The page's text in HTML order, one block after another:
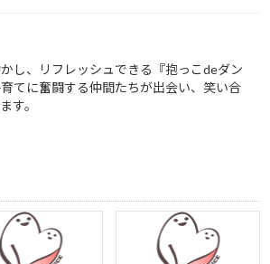
し、リフレッシュできる『抱っこdeダン
てに奮闘する仲間たちが出会い、笑い合
す。